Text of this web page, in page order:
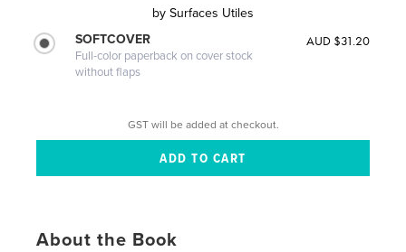
by Surfaces Utiles
SOFTCOVER
Full-color paperback on cover stock
without flaps
AUD $31.20
GST will be added at checkout.
About the Book